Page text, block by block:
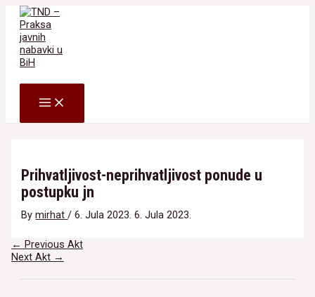
Skip
content
MAIN
MENU
Prihvatljivost-neprihvatljivost ponude u
postupku jn
Bymirhat /6. Jula 2023. 6. Jula 2023.
Navigacija
članaka
← Previous Akt
Next Akt →